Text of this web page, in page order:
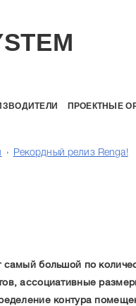
ПРОЕКТНЫЕ
Рекордный релиз Renga!
большой по
ассоциативные
контура